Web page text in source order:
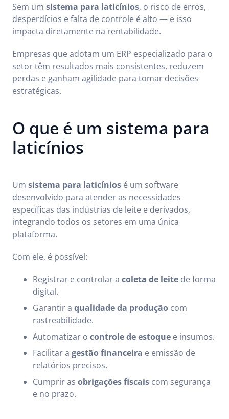
Sem um sistema para laticínios, o risco de erros,
desperdícios e falta de controle é alto — e isso
impacta diretamente na rentabilidade.
Empresas que adotam um ERP especializado para o
setor têm resultados mais consistentes, reduzem
perdas e ganham agilidade para tomar decisões
estratégicas.
O que é um sistema para
laticínios
Um sistema para laticínios é um software
desenvolvido para atender as necessidades
específicas das indústrias de leite e derivados,
integrando todos os setores em uma única
plataforma.
Com ele, é possível:
Registrar e controlar a coleta de leite de forma
digital.
Garantir a qualidade da produção com
rastreabilidade.
Automatizar o controle de estoque e insumos.
Facilitar a gestão financeira e emissão de
relatórios precisos.
Cumprir as obrigações fiscais com segurança
e no prazo.